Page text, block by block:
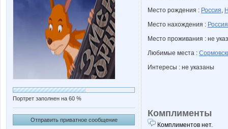
Портрет заполнен на 60 %
Отправить приватное сообщение
Место рождения : Россия,
Место нахождения : Россия
Место проживания : не
Любимые места :
Интересы : не указаны
Комплименты
Комплиментов нет.